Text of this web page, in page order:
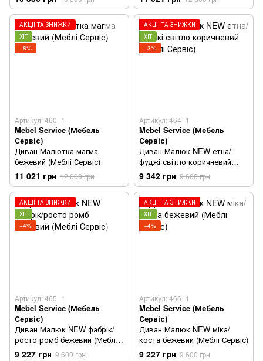
АКЦІЇ ТА ЗНИЖКИ
ХІТ
−8%
Артикул: 460_1
Mebel Service (Мебель
Сервіс)
Диван Малютка магма
бежевий (Меблі Сервіс)
11 021 грн 12 000 грн
АКЦІЇ ТА ЗНИЖКИ
ХІТ
−3%
Артикул: 464_1
Mebel Service (Мебель
Сервіс)
Диван Малюк NEW етна/
фуджі світло коричневий
(Меблі Сервіс)
9 342 грн 9 600 грн
АКЦІЇ ТА ЗНИЖКИ
ХІТ
−4%
Артикул: 465_1
Mebel Service (Мебель
Сервіс)
Диван Малюк NEW фабрік/
росто ромб бежевий (Меблі
Сервіс)
9 227 грн 9 600 грн
АКЦІЇ ТА ЗНИЖКИ
ХІТ
−4%
Артикул: 466_1
Mebel Service (Мебель
Сервіс)
Диван Малюк NEW міка/
коста бежевий (Меблі Сервіс)
9 227 грн 9 600 грн